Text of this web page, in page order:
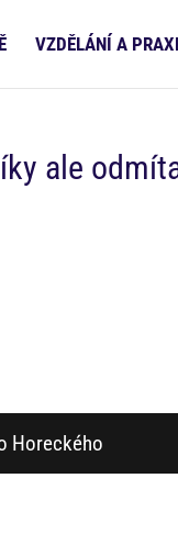
VZDĚLÁNÍ A
ale
Horeckého